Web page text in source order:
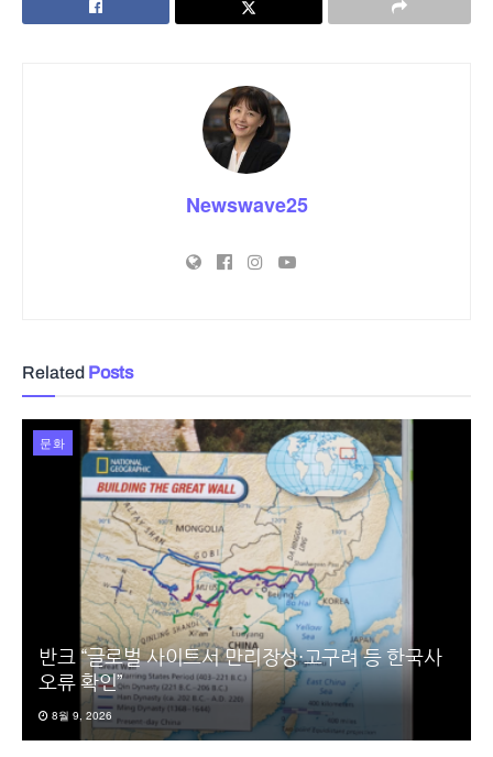
Newswave25
Related Posts
문화
반크 “글로벌 사이트서 만리장성·고구려 등 한국사
오류 확인”
8월 9, 2026